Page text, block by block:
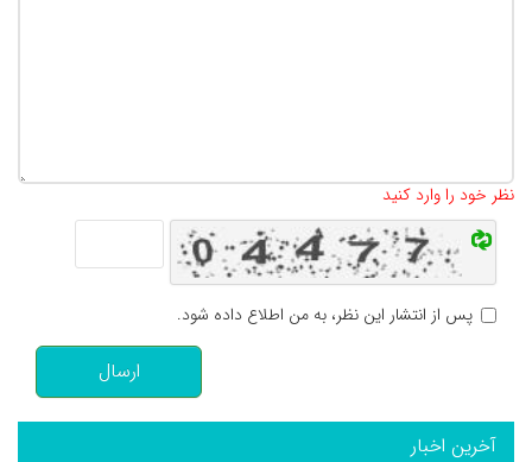
نظر خود را وارد کنید
پس از انتشار این نظر، به من اطلاع داده شود.
ارسال
آخرین اخبار